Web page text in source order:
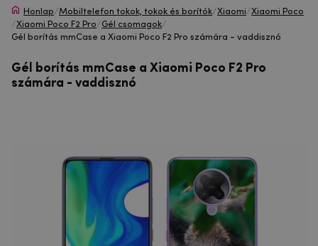
Honlap/Mobiltelefon tokok, tokok és borítók/Xiaomi/Xiaomi Poco
/Xiaomi Poco F2 Pro/Gél csomagok/
Gél borítás mmCase a Xiaomi Poco F2 Pro számára - vaddisznó
Gél borítás mmCase a Xiaomi Poco F2 Pro
számára - vaddisznó